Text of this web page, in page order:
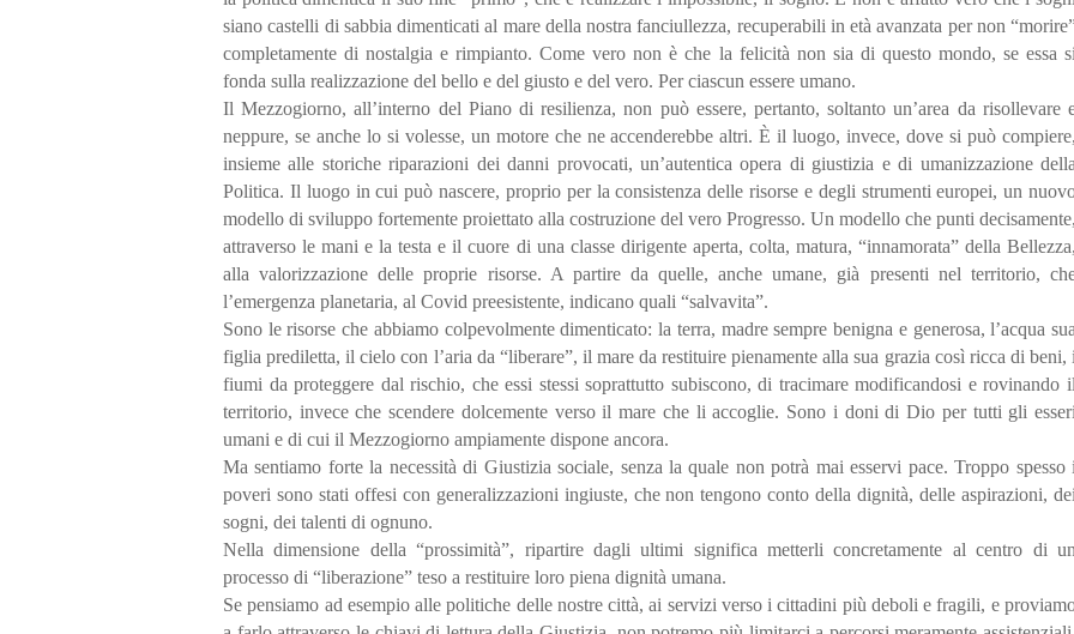
siano castelli di sabbia dimenticati al mare della nostra fanciullezza, recuperabili in età avanzata per non
completamente di nostalgia e rimpianto. Come vero non è che la felicità non sia di questo mondo, se essa si
fonda sulla realizzazione del bello e del giusto e del vero. Per ciascun essere umano.
Il Mezzogiorno, all’interno del Piano di resilienza, non può essere, pertanto, soltanto un’area da risollevare
neppure, se anche lo si volesse, un motore che ne accenderebbe altri. È il luogo, invece, dove si può compiere,
insieme alle storiche riparazioni dei danni provocati, un’autentica opera di giustizia e di umanizzazione della
Politica. Il luogo in cui può nascere, proprio per la consistenza delle risorse e degli strumenti europei, un
modello di sviluppo fortemente proiettato alla costruzione del vero Progresso. Un modello che punti decisamente,
attraverso le mani e la testa e il cuore di una classe dirigente aperta, colta, matura, “innamorata” della Bellezza,
alla valorizzazione delle proprie risorse. A partire da quelle, anche umane, già presenti nel territorio,
l’emergenza planetaria, al Covid preesistente, indicano quali “salvavita”.
Sono le risorse che abbiamo colpevolmente dimenticato: la terra, madre sempre benigna e generosa, l’acqua sua
figlia prediletta, il cielo con l’aria da “liberare”, il mare da restituire pienamente alla sua grazia così ricca di beni, i
fiumi da proteggere dal rischio, che essi stessi soprattutto subiscono, di tracimare modificandosi e rovinando il
territorio, invece che scendere dolcemente verso il mare che li accoglie. Sono i doni di Dio per tutti gli esseri
umani e di cui il Mezzogiorno ampiamente dispone ancora.
Ma sentiamo forte la necessità di Giustizia sociale, senza la quale non potrà mai esservi pace. Troppo spesso i
poveri sono stati offesi con generalizzazioni ingiuste, che non tengono conto della dignità, delle aspirazioni, dei
sogni, dei talenti di ognuno.
Nella dimensione della “prossimità”, ripartire dagli ultimi significa metterli concretamente al centro di un
processo di “liberazione” teso a restituire loro piena dignità umana.
Se pensiamo ad esempio alle politiche delle nostre città, ai servizi verso i cittadini più deboli e fragili, e